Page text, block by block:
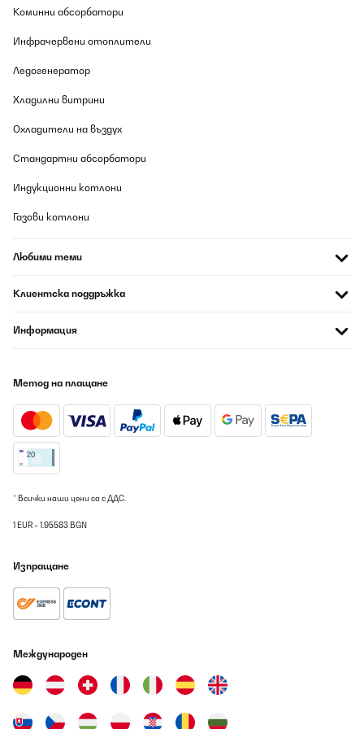
Ottimo prodotto. Facile da montare. Esteticamente migliorano le
casse.
Utente Amazon
Превод
Коминни абсорбатори
Инфрачервени отоплители
Ледогенератор
Хладилни витрини
Охладители на въздух
Стандартни абсорбатори
Индукционни котлони
Газови котлони
Любими теми
Клиентска поддръжка
Информация
Метод на плащане
* Всички наши цени са с ДДС.
1 EUR = 1.95583 BGN
Изпращане
Международен